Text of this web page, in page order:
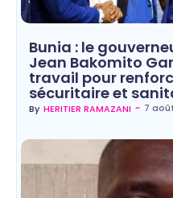
Bunia : le
Jean Bakomito
travail pour
sécuritaire et
By HERITIER RAMAZANI ~ 7